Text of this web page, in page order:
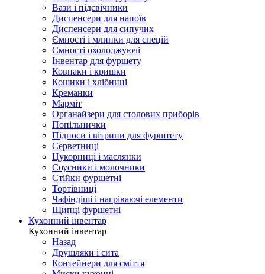
Вази і підсвічники
Диспенсери для напоїв
Диспенсери для сипучих
Ємності і млинки для спецій
Ємності охолоджуючі
Інвентар для фуршету
Ковпаки і кришки
Кошики і хлібниці
Креманки
Марміт
Органайзери для столових приборів
Попільнички
Підноси і вітрини для фурштету
Серветниці
Цукорниці і маслянки
Соусники і молочники
Стійки фуршетні
Тортівниці
Чафіндіші і нагріваючі елементи
Щипці фуршетні
Кухонний інвентар
Кухонний інвентар
Назад
Друшляки і сита
Контейнери для сміття